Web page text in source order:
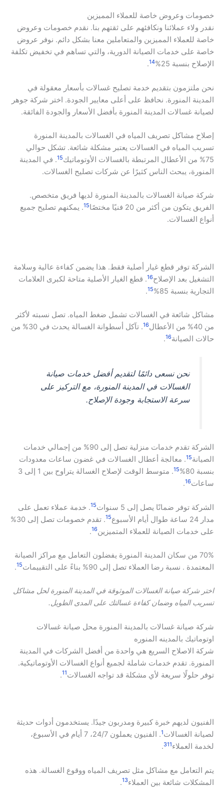
خصومات وعروض خاصة للعملاء المميزين
نقدر ولاء عملائنا ونكافئهم على ثقتهم بنا. نقدم خصومات وعروض
خاصة للعملاء المميزين والمتعاملين معنا بشكل دائم. نوفر عروض
خاصة على خدمات الصيانة الدورية، والتي تساهم في تخفيض تكلفة
الإصلاح بنسبة 25%
14
.
نحن ملتزمون بتقديم خدمة تصليح غسالات بأسعار معقولة في
المدينة المنورة. نحافظ على أعلى معايير الجودة. اختر شركة جوهر
لصيانة غسالات المدينة المنورة بأفضل الأسعار والجودة الفائقة.
إصلاح مشاكل تصريف المياه في الغسالات بالمدينة المنورة
تسريب المياه في الغسالات يعتبر مشكلة شائعة. تشكل حوالي
75% من الأعطال المرتبطة بالغسالات الأوتوماتيك
15. في المدينة
المنورة، يبحث الناس كثيرًا عن شركات تصليح الغسالات.
شركة صيانة الغسالات بالمدينة المنورة لديها فريق متخصص.
الفريق يتكون من أكثر من 20 فنيًا مختصًا
15. يمكنهم تصليح جميع
أنواع الغسالات.
الشركة توفر قطع غيار أصلية فقط. هذا يضمن كفاءة عالية وسلامة
التشغيل بعد الإصلاح16. قطع الغيار الأصلية متاحة لكبرى العلامات
التجارية بنسبة 85%
15
.
مشاكل شائعة في الغسالات تشمل ضغط المياه. تصل نسبته لأكثر
من 40% من الأعطال
16
. تآكل أسطوانة الغسالة يحدث في 30% من
حالات الصيانة16
.
نحن نسعى دائمًا لتقديم أفضل خدمات صيانة
الغسالات في المدينة المنورة، مع التركيز على
سرعة الاستجابة وجودة الإصلاح.
الشركة تقدم خدمات منزلية تصل إلى 90% من إجمالي خدمات
الصيانة15. معالجة أعطال الغسالات في غضون ساعات معدودات
بنسبة 80%
15
. متوسط الوقت لإصلاح الغسالة يتراوح بين 1 إلى 3
ساعات16
.
الشركة توفر ضمانًا يصل إلى 5 سنوات 15. خدمة عملاء تعمل على
مدار 24 ساعة طوال أيام الأسبوع
15
. تقدم خصومات تصل إلى 30%
على خدمات الصيانة للعملاء المتميزين16
.
70% من سكان المدينة المنورة يفضلون التعامل مع مراكز الصيانة
المعتمدة . نسبة رضا العملاء تصل إلى 90% بناءً على التقييمات
15
.
اختر شركة صيانة الغسالات الموثوقة في المدينة المنورة لحل مشاكل
تسريب المياه وضمان كفاءة غسالتك على المدى الطويل.
شركة صيانة غسالات بالمدينة المنورة محل صيانة غسالات
اوتوماتيك بالمدينه المنوره
شركة الاصلاح السريع هي واحدة من أفضل الشركات في المدينة
المنورة. تقدم خدمات شاملة لجميع أنواع الغسالات الأوتوماتيكية.
توفر حلولًا سريعة لأي مشكلة قد تواجه الغسالات11
.
الفنيون لديهم خبرة كبيرة ومدربون جيدًا. يستخدمون أدوات حديثة
لصيانة الغسالات1
. الفنيون يعملون 24/7، 7 أيام في الأسبوع،
لخدمة العملاء
311
.
يتم التعامل مع مشاكل مثل تصريف المياه ووقوع الغسالة. هذه
المشكلات شائعة بين العملاء
13
.